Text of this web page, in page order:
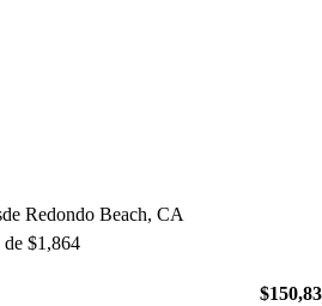
Redondo Beach, CA
$1,864